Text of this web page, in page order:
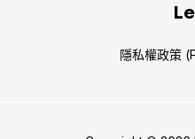
隱私權政策